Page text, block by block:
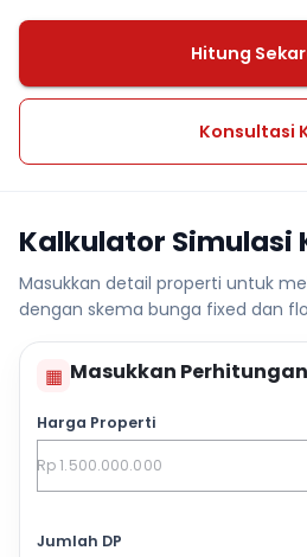
Hitung
Konsultasi
Kalkulator Simulasi
Masukkan detail properti untuk
dengan skema bunga fixed dan
▦ Masukkan Perhitungan
Harga Properti
Jumlah DP